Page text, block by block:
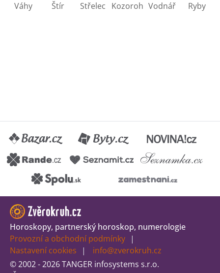
Váhy Štír Střelec Kozoroh Vodnář Ryby
Horoskopy, partnerský horoskop, numerologie
Provozní a obchodní podmínky
Nastavení cookies
info@zverokruh.cz
© 2002 - 2026 TANGER infosystems s.r.o.